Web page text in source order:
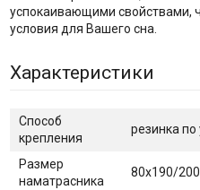
успокаивающими свойствами,
условия для Вашего сна.
Характеристики
Способ
крепления
резинка по
Размер
наматрасника
80х190/